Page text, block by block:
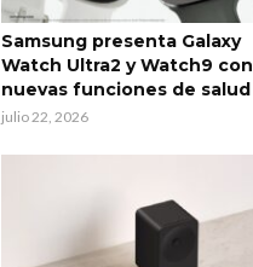
Samsung presenta Galaxy
Watch Ultra2 y Watch9 con
nuevas funciones de salud
julio 22, 2026